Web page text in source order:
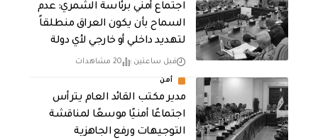
اجتماع أمني برئاسة الشمري: عدم
السماح بأن يكون العراق منطلقاً
لتهديد داخلي أو خارجي لأي دولة
قبل ساعتين 20 مشاهدات
أمن
مدير مكتب القائد العام يترأس
اجتماعًا أمنيًا موسعًا لمناقشة
التوجيهات ورفع الجاهزية